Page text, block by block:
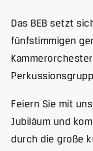
Das BEB setzt
fünfstimmigen
Feiern Sie mit
Jubiläum und
durch die große